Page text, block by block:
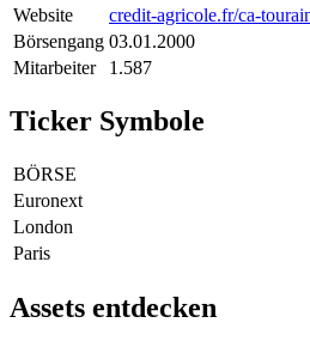
Website
credit-agricole.fr/ca-
Börsengang 03.01.2000
Mitarbeiter
1.587
Ticker Symbole
BÖRSE
Euronext
London
Paris
Assets entdecken